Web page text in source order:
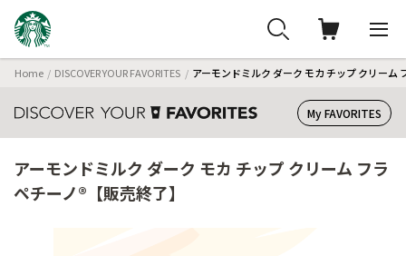
Home DISCOVER YOUR FAVORITES アーモンドミルク ダーク モカ チップ クリーム
My FAVORITES
アーモンドミルク ダーク モカ チップ クリーム フラ
ペチーノ®【販売終了】